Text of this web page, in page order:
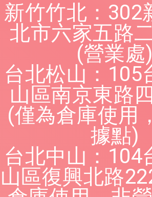
新竹竹北：302
北市六家五路
(營業處)
台北松山：105
山區南京東路
(僅為倉庫使用
據點)
台北中山：104
山區復興北路